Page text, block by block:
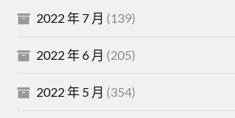
2022 年 7 月 (139)
2022 年 6 月 (205)
2022 年 5 月 (354)